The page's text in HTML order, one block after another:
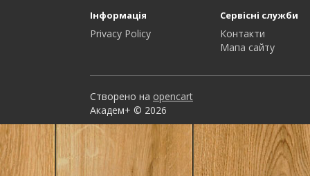
Інформація
Privacy Policy
Сервісні служби
Контакти
Мапа сайту
Створено на opencart
Академ+ © 2026